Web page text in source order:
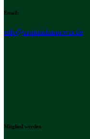
Email:
info@arminiahannover.de
Mitglied werden